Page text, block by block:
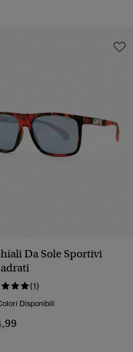
Da Sole Sportivi
(1)
Disponibili